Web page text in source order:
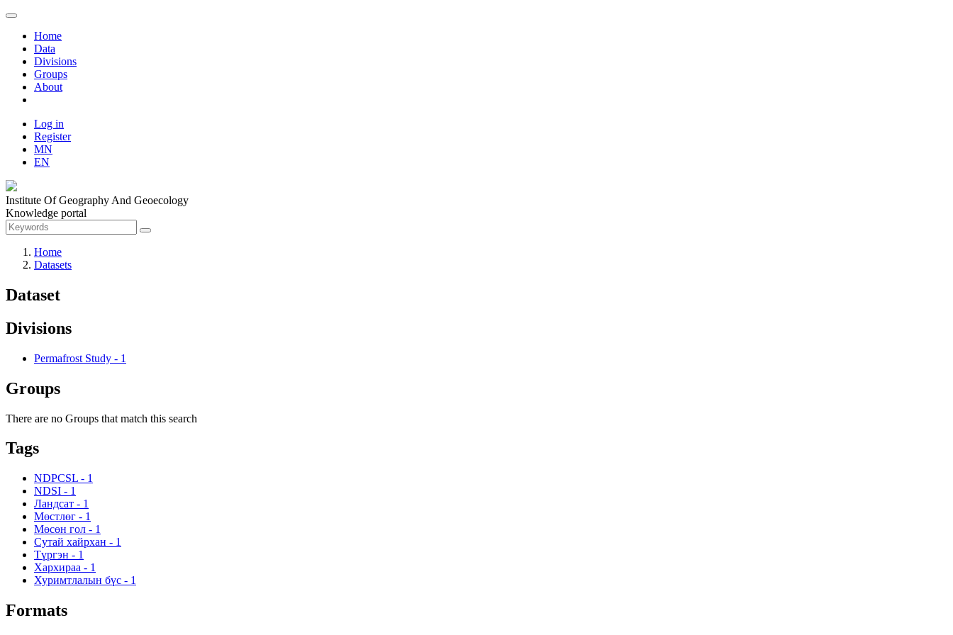
Home
Data
Divisions
Groups
About
Log in
Register
MN
EN
Institute Of Geography And Geoecology
Knowledge portal
Home
Datasets
Dataset
Divisions
Permafrost Study - 1
Groups
There are no Groups that match this search
Tags
NDPCSL - 1
NDSI - 1
Ландсат - 1
Мөстлөг - 1
Мөсөн гол - 1
Сутай хайрхан - 1
Түргэн - 1
Хархираа - 1
Хуримтлалын бүс - 1
Formats